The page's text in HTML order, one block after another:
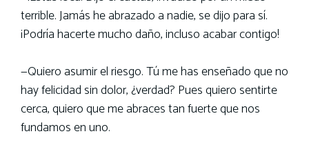
terrible. Jamás he abrazado a nadie, se dijo para sí.
¡Podría hacerte mucho daño, incluso acabar contigo!
—Quiero asumir el riesgo. Tú me has enseñado que no
hay felicidad sin dolor, ¿verdad? Pues quiero sentirte
cerca, quiero que me abraces tan fuerte que nos
fundamos en uno.